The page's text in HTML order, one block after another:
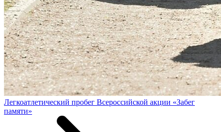
Легкоатлетический пробег Всероссийской акции «Забег
памяти»